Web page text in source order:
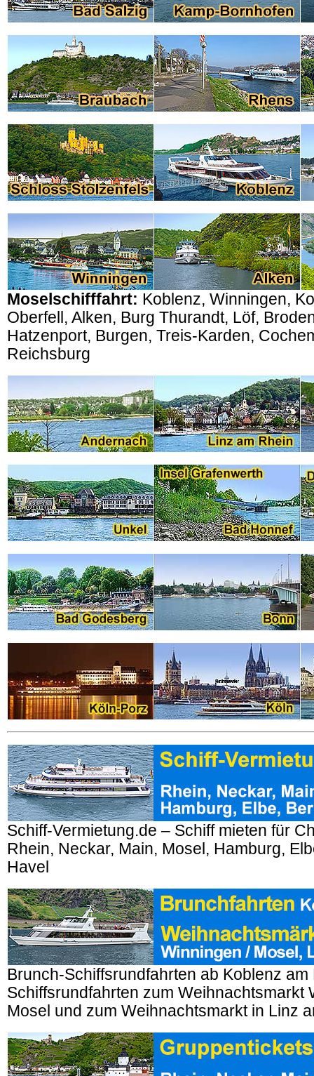
Moselschifffahrt: Koblenz, Winningen,
Oberfell, Alken, Burg Thurandt, Löf,
Hatzenport, Burgen, Treis-Karden,
Reichsburg
Schiff-Vermietung.de – Schiff mieten für
Rhein, Neckar, Main, Mosel, Hamburg,
Havel
Brunch-Schiffsrundfahrten ab Koblenz am
Schiffsrundfahrten zum Weihnachtsmarkt
Mosel und zum Weihnachtsmarkt in Linz